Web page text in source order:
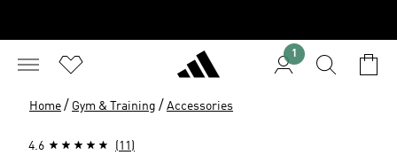
1
Home / Gym & Training / Accessories
4.6 (11)